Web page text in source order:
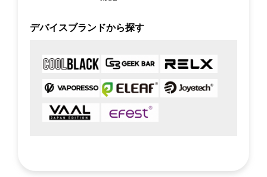
デバイスブランドから探す